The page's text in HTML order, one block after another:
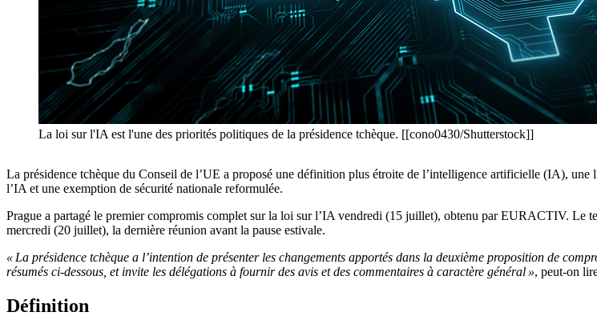
La loi sur l'IA est l'une des priorités politiques de la présidence tchèque. [[cono0430/Shutterstock]]
La présidence tchèque du Conseil de l’UE a proposé une définition plus étroite de l’intelligence artificielle (IA),
l’IA et une exemption de sécurité nationale reformulée.
Prague a partagé le premier compromis complet sur la loi sur l’IA vendredi (15 juillet), obtenu par EURACTIV. Le
mercredi (20 juillet), la dernière réunion avant la pause estivale.
« La présidence tchèque a l’intention de présenter les changements apportés dans la deuxième proposition de
résumés ci-dessous, et invite les délégations à fournir des avis et des commentaires à caractère général », peut-on
Définition